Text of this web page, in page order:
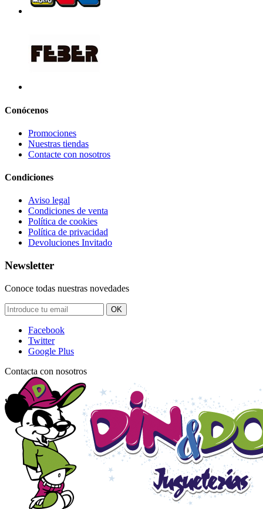
Conócenos
Promociones
Nuestras tiendas
Contacte con nosotros
Condiciones
Aviso legal
Condiciones de venta
Política de cookies
Política de privacidad
Devoluciones Invitado
Newsletter
Conoce todas nuestras novedades
OK
Facebook
Twitter
Google Plus
Contacta con nosotros